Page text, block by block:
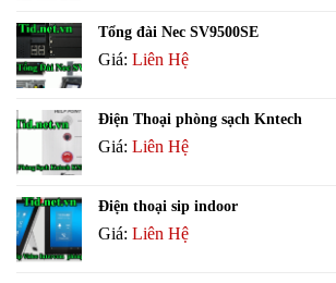
Tổng đài Nec SV9500SE
Giá: Liên Hệ
Điện Thoại phòng sạch Kntech
Giá: Liên Hệ
Điện thoại sip indoor
Giá: Liên Hệ